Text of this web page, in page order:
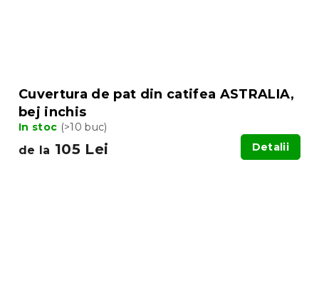
Cuvertura de pat din catifea ASTRALIA,
bej inchis
In stoc (>10 buc)
de la 105 Lei Detalii